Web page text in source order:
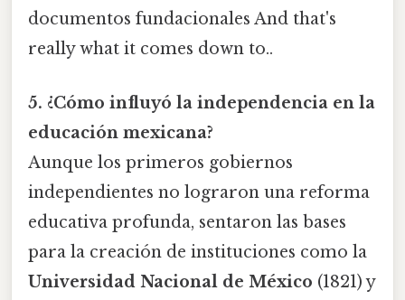
documentos fundacionales And that's
really what it comes down to..
5. ¿Cómo influyó la independencia en la
educación mexicana?
Aunque los primeros gobiernos
independientes no lograron una reforma
educativa profunda, sentaron las bases
para la creación de instituciones como la
Universidad Nacional de México (1821) y